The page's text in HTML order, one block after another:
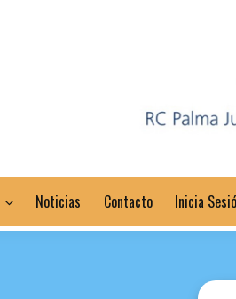
Noticias Contacto Inicia